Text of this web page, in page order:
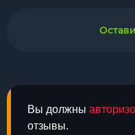
Вы должны
отзывы.